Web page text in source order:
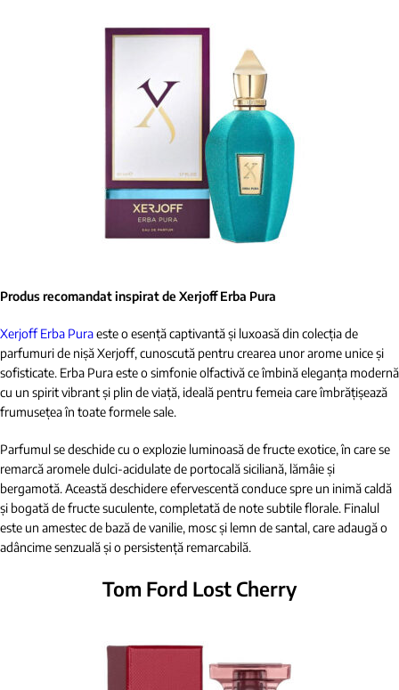
Produs recomandat inspirat de Xerjoff Erba Pura
Xerjoff Erba Puraeste o esență captivantă și luxoasă din colecția de
parfumuri de nișă Xerjoff, cunoscută pentru crearea unor arome unice și
sofisticate. Erba Pura este o simfonie olfactivă ce îmbină eleganța modernă
cu un spirit vibrant și plin de viață, ideală pentru femeia care îmbrățișează
frumusețea în toate formele sale.
Parfumul se deschide cu o explozie luminoasă de fructe exotice, în care se
remarcă aromele dulci-acidulate de portocală siciliană, lămâie și
bergamotă. Această deschidere efervescentă conduce spre un inimă caldă
și bogată de fructe suculente, completată de note subtile florale. Finalul
este un amestec de bază de vanilie, mosc și lemn de santal, care adaugă o
adâncime senzuală și o persistență remarcabilă.
Tom Ford Lost Cherry